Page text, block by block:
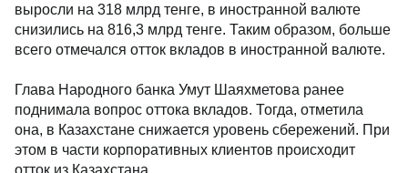
выросли на 318 млрд тенге, в иностранной валюте
снизились на 816,3 млрд тенге. Таким образом, больше
всего отмечался отток вкладов в иностранной валюте.
Глава Народного банка Умут Шаяхметова ранее
поднимала вопрос оттока вкладов. Тогда, отметила
она, в Казахстане снижается уровень сбережений. При
этом в части корпоративных клиентов происходит
отток из Казахстана.